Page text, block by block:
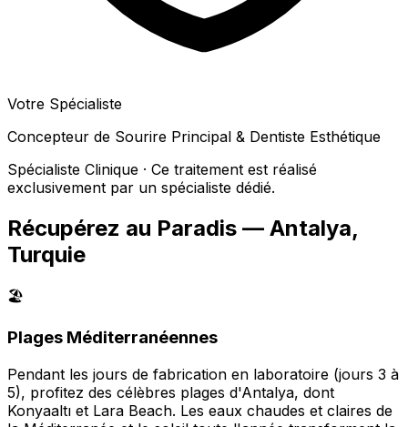
Votre Spécialiste
Concepteur de Sourire Principal & Dentiste Esthétique
Spécialiste Clinique · Ce traitement est réalisé
exclusivement par un spécialiste dédié.
Récupérez au Paradis — Antalya,
Turquie
🏖️
Plages Méditerranéennes
Pendant les jours de fabrication en laboratoire (jours 3 à
5), profitez des célèbres plages d'Antalya, dont
Konyaaltı et Lara Beach. Les eaux chaudes et claires de